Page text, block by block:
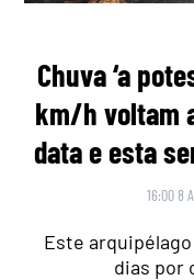
Chuva ‘a
km/h voltam
data e esta
16:00 8
Este
dias por